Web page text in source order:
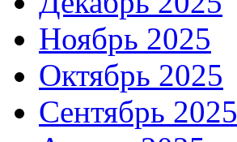
Ноябрь 2025
Октябрь 2025
Сентябрь 2025